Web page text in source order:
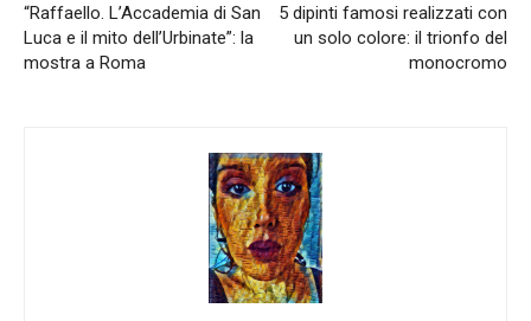
“Raffaello. L’Accademia di San
Luca e il mito dell’Urbinate”: la
mostra a Roma
5 dipinti famosi realizzati con
un solo colore: il trionfo del
monocromo